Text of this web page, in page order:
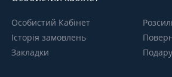
Особистий Кабінет
Історія замовлень
Закладки